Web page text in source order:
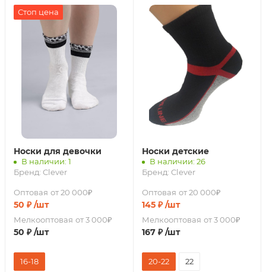
Стоп цена
Носки для девочки
В наличии: 1
Бренд: Clever
Оптовая от 20 000₽
50 ₽ /шт
Мелкооптовая от 3 000₽
50 ₽ /шт
16-18
Носки детские
В наличии: 26
Бренд: Clever
Оптовая от 20 000₽
145₽ /шт
Мелкооптовая от 3 000₽
167₽ /шт
20-22 22